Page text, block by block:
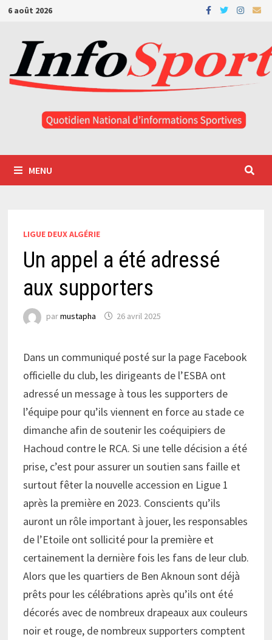
Passer
contenu
6 août 2026
MENU
LIGUE DEUX ALGÉRIE
Un appel a été adressé
aux supporters
parmustapha 26 avril 2025
Dans un communiqué posté sur la page Facebook
officielle du club, les dirigeants de l’ESBA ont
adressé un message à tous les supporters de
l’équipe pour qu’ils viennent en force au stade ce
dimanche afin de soutenir les coéquipiers de
Hachoud contre le RCA. Si une telle décision a été
prise, c’est pour assurer un soutien sans faille et
surtout fêter la nouvelle accession en Ligue 1
après la première en 2023. Conscients qu’ils
auront un rôle important à jouer, les responsables
de l’Etoile ont sollicité pour la première et
certainement la dernière fois les fans de leur club.
Alors que les quartiers de Ben Aknoun sont déjà
prêts pour les célébrations après qu’ils ont été
décorés avec de nombreux drapeaux aux couleurs
noir et rouge, de nombreux supporters comptent